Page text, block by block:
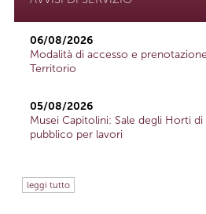
06/08/2026
Modalità di accesso e
Territorio
05/08/2026
Musei Capitolini: Sale degli Horti
pubblico per lavori
leggi tutto